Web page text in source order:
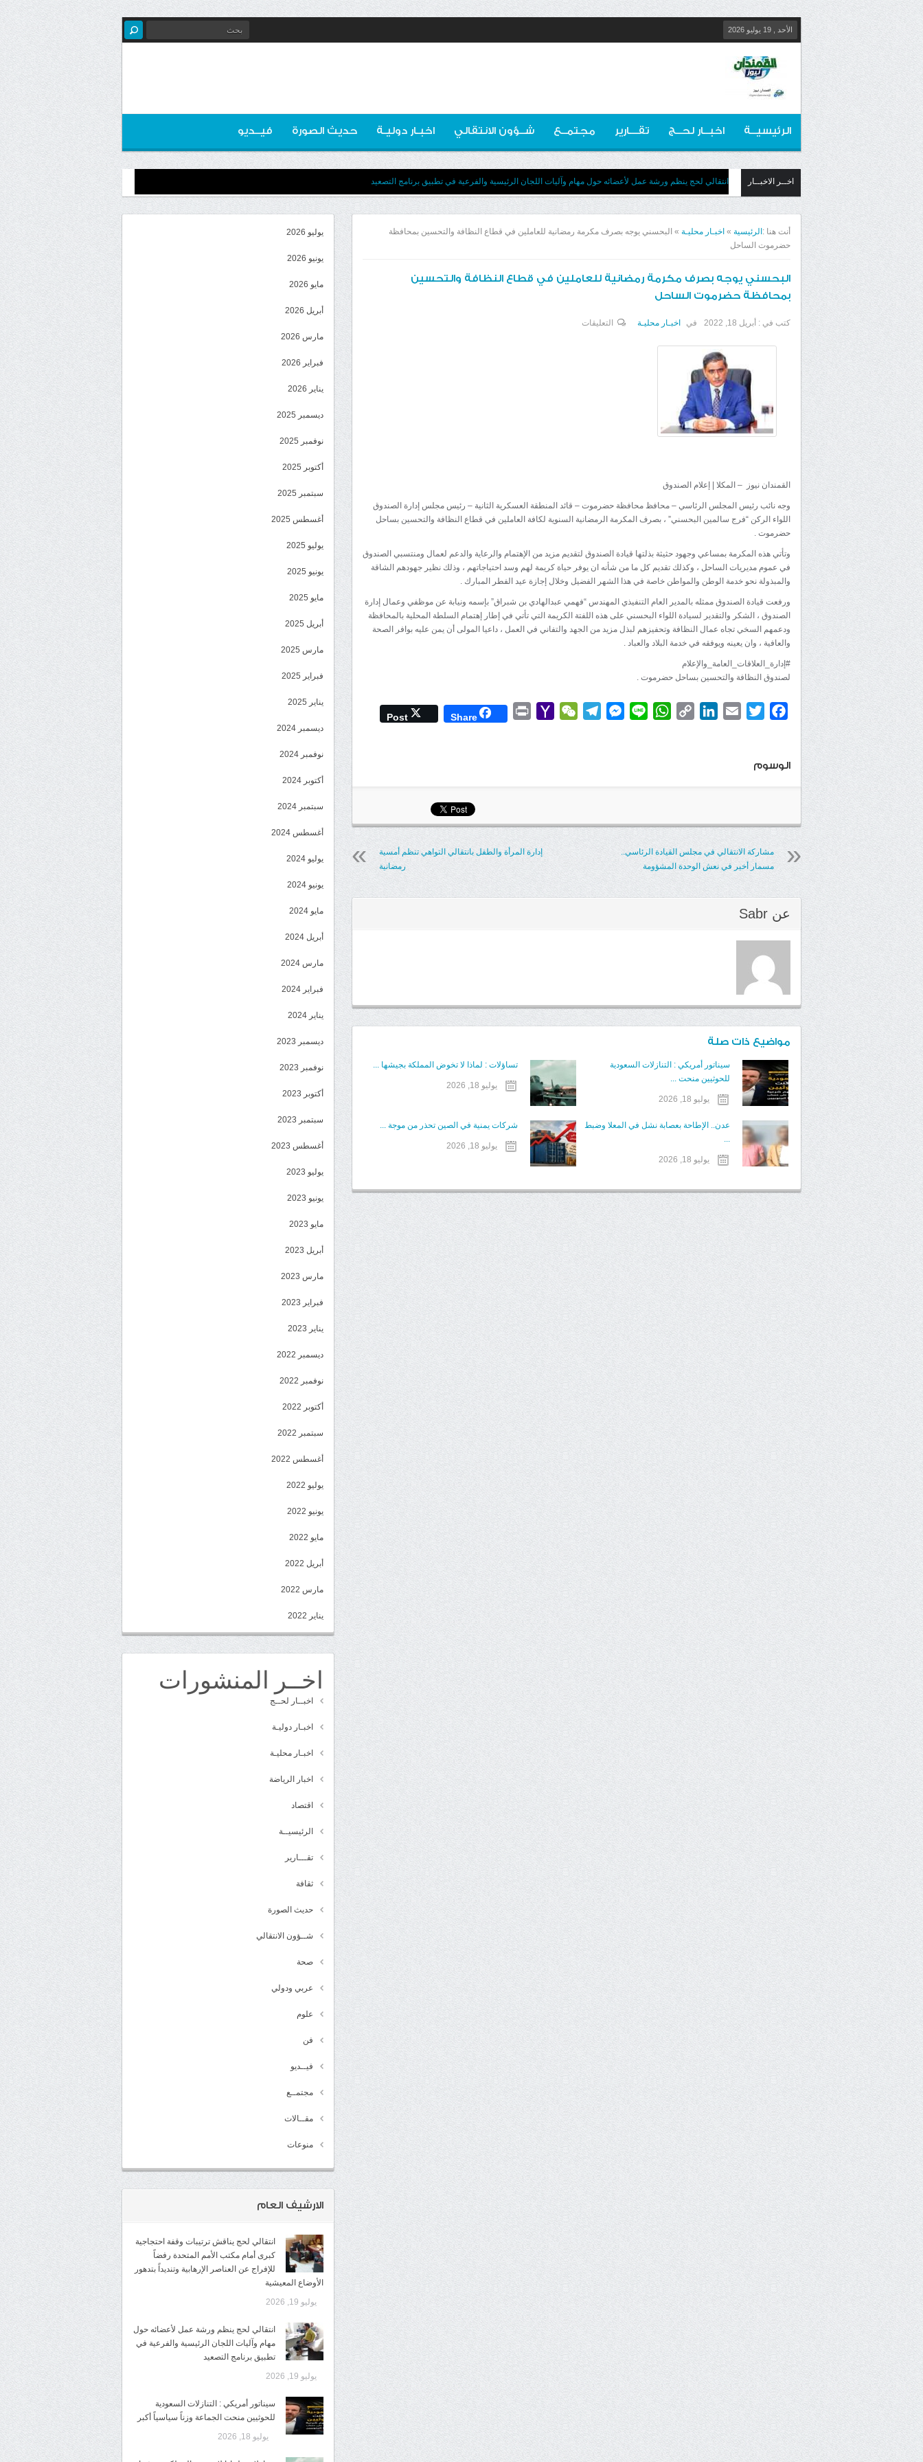
الأحد , 19 يوليو 2026
الرئيسيــة اخبــار لحــج تقـــارير مجتمــع شــؤون الانتقالي اخبـار دوليـة حديث الصورة فيــديو
اخــر الاخبــار انتقالي لحج ينظم ورشة عمل لأعضائه حول مهام وآليات اللجان الرئيسية والفرعية في تطبيق برنامج التصعيد
أنت هنا : الرئيسية » اخبـار محليـة » البحسني يوجه بصرف مكرمة رمضانية للعاملين في قطاع النظافة والتحسين بمحافظة
حضرموت الساحل
البحسني يوجه بصرف مكرمة رمضانية للعاملين في قطاع النظافة والتحسين
بمحافظة حضرموت الساحل
كتب في : أبريل 18, 2022 في اخبـار محليـة التعليقات
بمحافظة
مغلقة
القمندان نيوز – المكلا | إعلام الصندوق
وجه نائب رئيس المجلس الرئاسي – محافظ محافظة حضرموت – قائد المنطقة العسكرية الثانية – رئيس مجلس إدارة الصندوق
اللواء الركن “فرج سالمين البحسني” ، بصرف المكرمة الرمضانية السنوية لكافة العاملين في قطاع النظافة والتحسين بساحل
حضرموت .
وتأتي هذه المكرمة بمساعي وجهود حثيثة بذلتها قيادة الصندوق لتقديم مزيد من الإهتمام والرعاية والدعم لعمال ومنتسبي الصندوق
في عموم مديريات الساحل ، وكذلك تقديم كل ما من شأنه ان يوفر حياة كريمة لهم وسد احتياجاتهم ، وذلك نظير جهودهم الشاقة
والمبذولة نحو خدمة الوطن والمواطن خاصة في هذا الشهر الفضيل وخلال إجازة عيد الفطر المبارك .
ورفعت قيادة الصندوق ممثله بالمدير العام التنفيذي المهندس “فهمي عبدالهادي بن شبراق” بإسمه ونيابة عن موظفي وعمال إدارة
الصندوق ، الشكر والتقدير لسيادة اللواء البحسني على هذه اللفتة الكريمة التي تأتي في إطار إهتمام السلطة المحلية بالمحافظة
ودعمهم السخي تجاه عمال النظافة وتحفيزهم لبذل مزيد من الجهد والتفاني في العمل ، داعيا المولى أن يمن عليه بوافر الصحة
والعافية ، وان يعينه ويوفقه في خدمة البلاد والعباد .
#إدارة_العلاقات_العامة_والإعلام
لصندوق النظافة والتحسين بساحل حضرموت .
Facebook
Twitter
Email
LinkedIn
Copy
WhatsApp
Line
Messenger
Telegram
WeChat
Yahoo
Print
Share
Post
الوسوم
إدارة المرأة والطفل بانتقالي التواهي تنظم أمسية
رمضانية
مشاركة الانتقالي في مجلس القيادة الرئاسي..
مسمار أخير في نعش الوحدة المشؤومة
عن Sabr
مواضيع ذات صلة
سيناتور أمريكي : التنازلات السعودية
للحوثيين منحت ...
يوليو 18, 2026
تساؤلات : لماذا لا تخوض المملكة بجيشها ...
يوليو 18, 2026
عدن.. الإطاحة بعصابة نشل في المعلا وضبط
يوليو 18, 2026
شركات يمنية في الصين تحذر من موجة ...
يوليو 18, 2026
يوليو 2026
يونيو 2026
مايو 2026
أبريل 2026
مارس 2026
فبراير 2026
يناير 2026
ديسمبر 2025
نوفمبر 2025
أكتوبر 2025
سبتمبر 2025
أغسطس 2025
يوليو 2025
يونيو 2025
مايو 2025
أبريل 2025
مارس 2025
فبراير 2025
يناير 2025
ديسمبر 2024
نوفمبر 2024
أكتوبر 2024
سبتمبر 2024
أغسطس 2024
يوليو 2024
يونيو 2024
مايو 2024
أبريل 2024
مارس 2024
فبراير 2024
يناير 2024
ديسمبر 2023
نوفمبر 2023
أكتوبر 2023
سبتمبر 2023
أغسطس 2023
يوليو 2023
يونيو 2023
مايو 2023
أبريل 2023
مارس 2023
فبراير 2023
يناير 2023
ديسمبر 2022
نوفمبر 2022
أكتوبر 2022
سبتمبر 2022
أغسطس 2022
يوليو 2022
يونيو 2022
مايو 2022
أبريل 2022
مارس 2022
يناير 2022
اخــر المنشورات
اخبــار لحــج
اخبـار دوليـة
اخبـار محليـة
اخبار الرياضة
اقتصاد
الرئيسيــة
تقـــارير
ثقافة
حديث الصورة
شــؤون الانتقالي
صحة
عربي ودولي
علوم
فن
فيــديو
مجتمــع
مقــالات
منوعات
الارشيف العام
انتقالي لحج يناقش ترتيبات وقفة احتجاجية
كبرى أمام مكتب الأمم المتحدة رفضاً
للإفراج عن العناصر الإرهابية وتنديداً بتدهور
الأوضاع المعيشية
يوليو 19, 2026
انتقالي لحج ينظم ورشة عمل لأعضائه حول
مهام وآليات اللجان الرئيسية والفرعية في
تطبيق برنامج التصعيد
يوليو 19, 2026
سيناتور أمريكي : التنازلات السعودية
للحوثيين منحت الجماعة وزناً سياسياً أكبر
يوليو 18, 2026